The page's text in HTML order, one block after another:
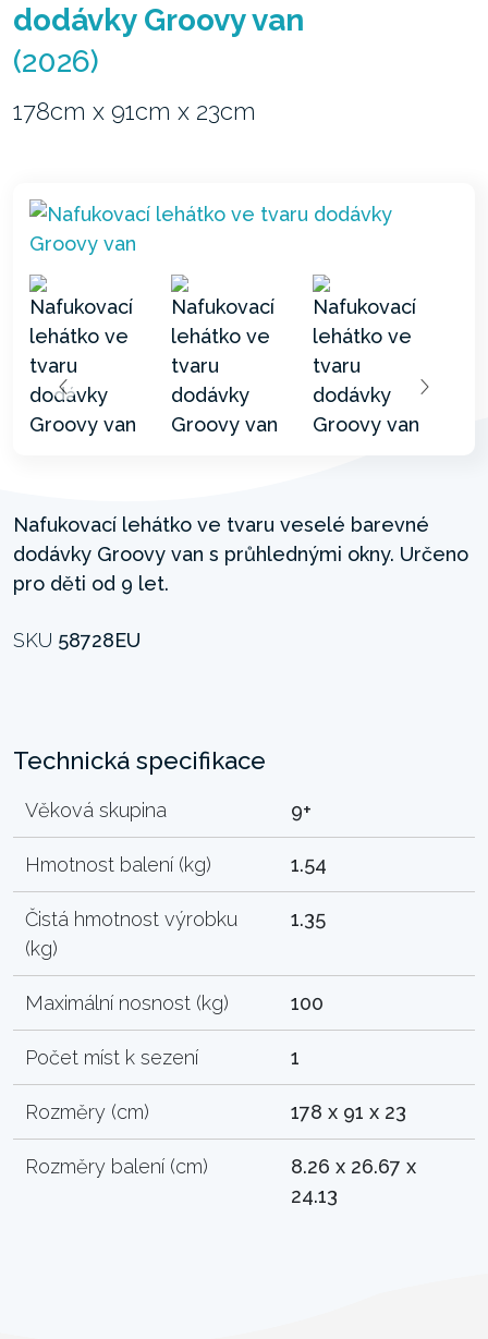
dodávky Groovy van
(2026)
178cm x 91cm x 23cm
Nafukovací lehátko ve tvaru veselé barevné
dodávky Groovy van s průhlednými okny. Určeno
pro děti od 9 let.
SKU 58728EU
Technická specifikace
Věková skupina 9+
Hmotnost balení (kg) 1.54
Čistá hmotnost výrobku
(kg)
1.35
Maximální nosnost (kg) 100
Počet míst k sezení 1
Rozměry (cm) 178 x 91 x 23
Rozměry balení (cm)
8.26 x 26.67 x
24.13